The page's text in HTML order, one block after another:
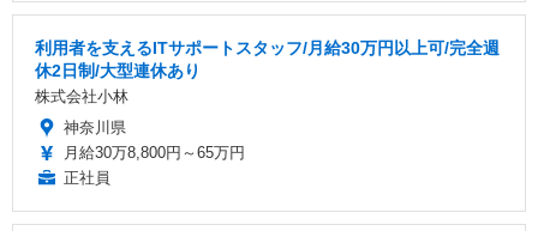
利用者を支えるITサポートスタッフ/月給30万円以上可/完全週
休2日制/大型連休あり
株式会社小林
神奈川県
月給30万8,800円～65万円
正社員